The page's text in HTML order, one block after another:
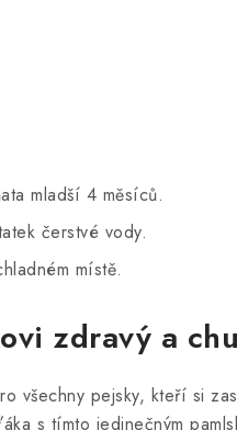
mladší 4 měsíců.
čerstvé vody.
místě.
zdravý a
všechny pejsky, kteří si
s tímto jedinečným